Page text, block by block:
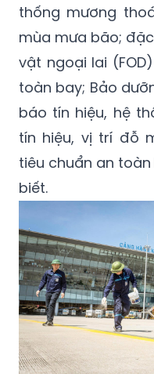
thống mương
mùa mưa bão;
vật ngoại lai
toàn bay; Bảo
báo tín hiệu, hệ
tín hiệu, vị trí đỗ
tiêu chuẩn an
biết.